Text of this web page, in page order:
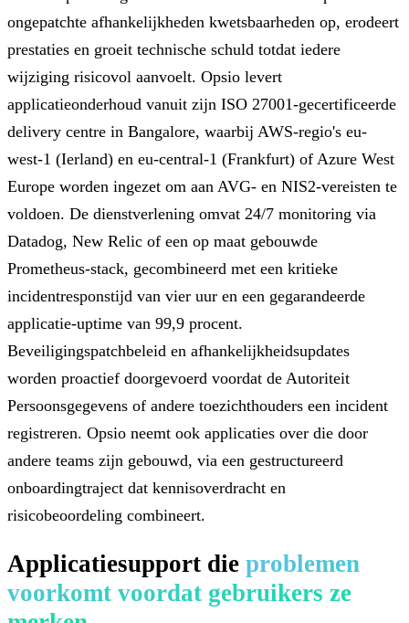
ongepatchte afhankelijkheden kwetsbaarheden op, erodeert
prestaties en groeit technische schuld totdat iedere
wijziging risicovol aanvoelt. Opsio levert
applicatieonderhoud vanuit zijn ISO 27001-gecertificeerde
delivery centre in Bangalore, waarbij AWS-regio's eu-
west-1 (Ierland) en eu-central-1 (Frankfurt) of Azure West
Europe worden ingezet om aan AVG- en NIS2-vereisten te
voldoen. De dienstverlening omvat 24/7 monitoring via
Datadog, New Relic of een op maat gebouwde
Prometheus-stack, gecombineerd met een kritieke
incidentresponstijd van vier uur en een gegarandeerde
applicatie-uptime van 99,9 procent.
Beveiligingspatchbeleid en afhankelijkheidsupdates
worden proactief doorgevoerd voordat de Autoriteit
Persoonsgegevens of andere toezichthouders een incident
registreren. Opsio neemt ook applicaties over die door
andere teams zijn gebouwd, via een gestructureerd
onboardingtraject dat kennisoverdracht en
risicobeoordeling combineert.
Applicatiesupport die problemen
voorkomt voordat gebruikers ze